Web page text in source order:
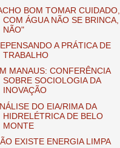
BOM TOMAR CUIDADO,
COM ÁGUA NÃO SE BRINCA,
NÃO"
A PRÁTICA DE
TRABALHO
MANAUS: CONFERÊNCIA
SOBRE SOCIOLOGIA DA
INOVAÇÃO
DO EIA/RIMA DA
HIDRELÉTRICA DE BELO
MONTE
EXISTE ENERGIA LIMPA